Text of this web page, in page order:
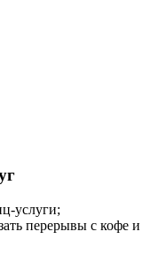
услуги;
перерывы с кофе и